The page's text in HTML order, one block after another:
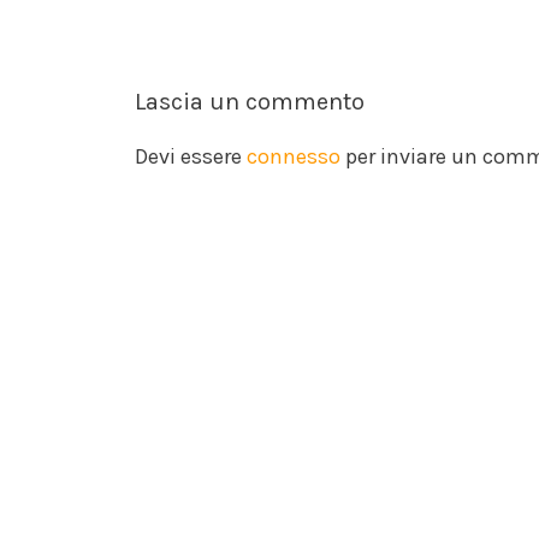
Lascia un commento
Devi essere connesso per inviare un